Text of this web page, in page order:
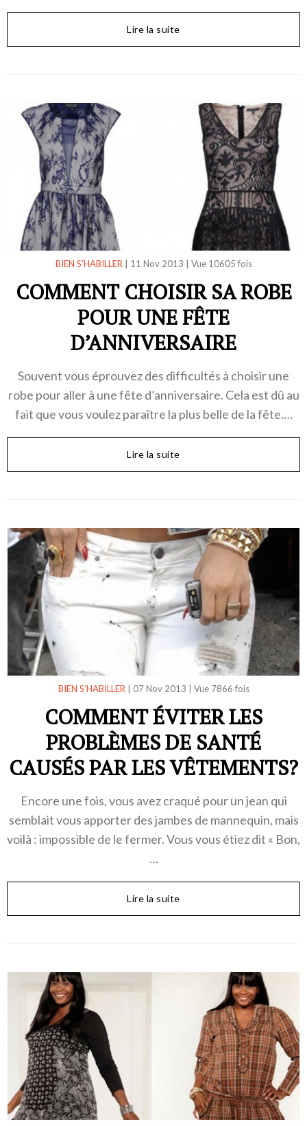
Lire la suite
BIEN S’HABILLER 11 Nov 2013 Vue 10605 fois
COMMENT CHOISIR SA ROBE
POUR UNE FÊTE
D’ANNIVERSAIRE
Souvent vous éprouvez des difficultés à choisir une
robe pour aller à une fête d’anniversaire. Cela est dû au
fait que vous voulez paraître la plus belle de la fête.…
Lire la suite
BIEN S’HABILLER 07 Nov 2013 Vue 7866 fois
COMMENT ÉVITER LES
PROBLÈMES DE SANTÉ
CAUSÉS PAR LES VÊTEMENTS?
Encore une fois, vous avez craqué pour un jean qui
semblait vous apporter des jambes de mannequin, mais
voilà : impossible de le fermer. Vous vous étiez dit « Bon,
…
Lire la suite